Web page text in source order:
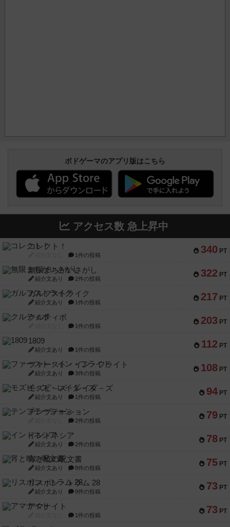
ボドゲーマのアプリ版はこちら
アクセス数 急上昇中
340 PT
コレクト！
1件の投稿
322 PT
無限まちがいさがし
紹介文あり 2件の投稿
217 PT
ガルフストライク
紹介文あり 1件の投稿
203 PT
クルティボ
1件の投稿
112 PT
1809
紹介文あり 1件の投稿
108 PT
ファースト・イン・フライト
紹介文あり 3件の投稿
94 PT
モズビ－ズ・レイダ－ズ
紹介文あり 1件の投稿
79 PT
テンプテーション
2件の投稿
78 PT
インドネシア
紹介文あり 2件の投稿
75 PT
宵と暁の呪文書
紹介文あり 8件の投稿
73 PT
リスボン・トラム 28
紹介文あり 9件の投稿
73 PT
アマナイト
1件の投稿